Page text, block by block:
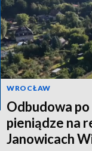
WROCŁAW
Odbudowa
pieniądze na
Janowicach